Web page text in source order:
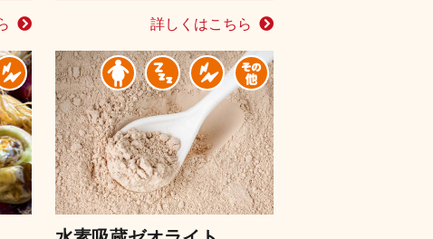
詳しくはこちら